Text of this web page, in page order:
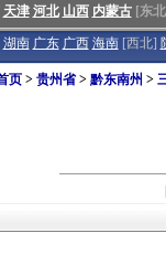
天津 河北 山西 内蒙古[东
湖南 广东 广西 海南[西北]
页> 贵州省> 黔东南州 >